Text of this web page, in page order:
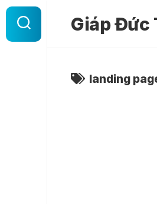
Skip
content
Giáp Đức
landing